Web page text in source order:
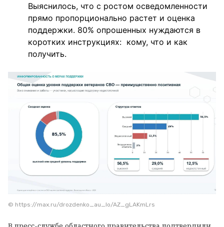
Выяснилось, что с ростом осведомленности
прямо пропорционально растет и оценка
поддержки. 80% опрошенных нуждаются в
коротких инструкциях: кому, что и как
получить.
© https://max.ru/drozdenko_au_lo/AZ_gLAKmLrs